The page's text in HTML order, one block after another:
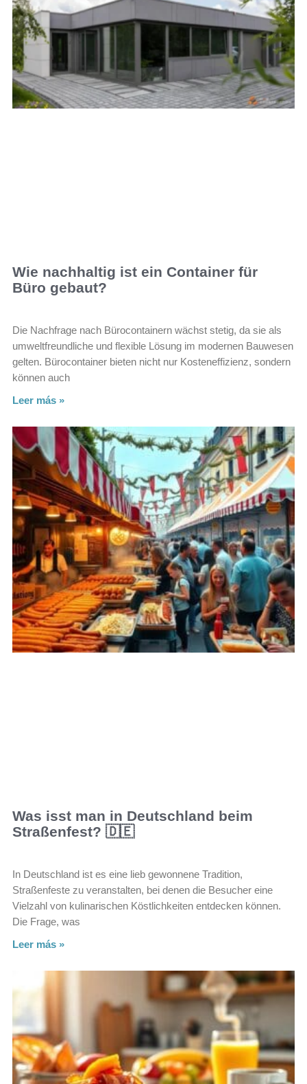
Wie nachhaltig ist ein Container für
Büro gebaut?
Die Nachfrage nach Bürocontainern wächst stetig, da sie als
umweltfreundliche und flexible Lösung im modernen Bauwesen
gelten. Bürocontainer bieten nicht nur Kosteneffizienz, sondern
können auch
Leer más »
Was isst man in Deutschland beim
Straßenfest? 🇩🇪
In Deutschland ist es eine lieb gewonnene Tradition,
Straßenfeste zu veranstalten, bei denen die Besucher eine
Vielzahl von kulinarischen Köstlichkeiten entdecken können.
Die Frage, was
Leer más »